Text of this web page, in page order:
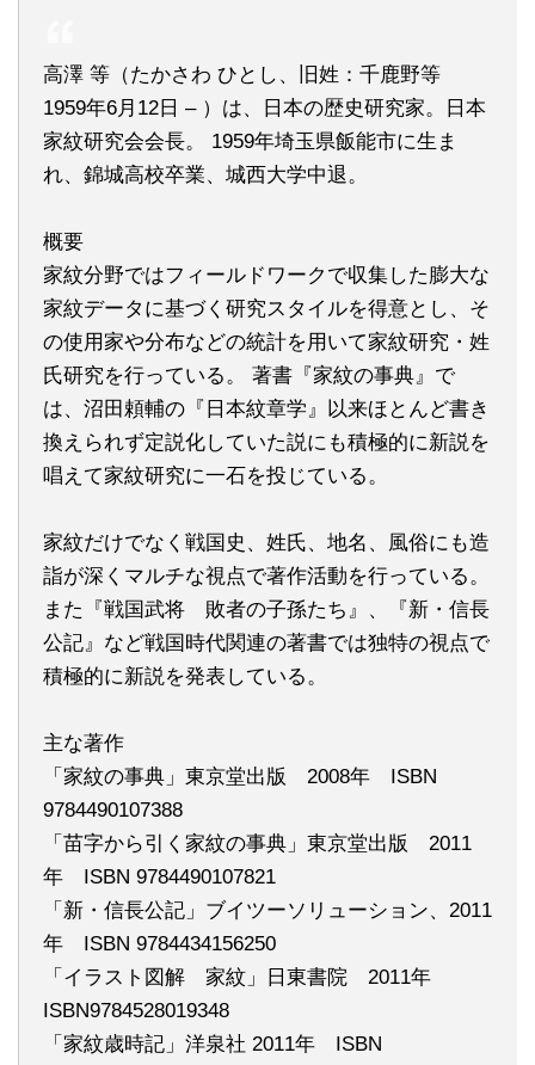
高澤 等（たかさわ ひとし、旧姓：千鹿野等
1959年6月12日 – ）は、日本の歴史研究家。日本
家紋研究会会長。 1959年埼玉県飯能市に生ま
れ、錦城高校卒業、城西大学中退。
概要
家紋分野ではフィールドワークで収集した膨大な
家紋データに基づく研究スタイルを得意とし、そ
の使用家や分布などの統計を用いて家紋研究・姓
氏研究を行っている。 著書『家紋の事典』で
は、沼田頼輔の『日本紋章学』以来ほとんど書き
換えられず定説化していた説にも積極的に新説を
唱えて家紋研究に一石を投じている。
家紋だけでなく戦国史、姓氏、地名、風俗にも造
詣が深くマルチな視点で著作活動を行っている。
また『戦国武将 敗者の子孫たち』、『新・信長
公記』など戦国時代関連の著書では独特の視点で
積極的に新説を発表している。
主な著作
「家紋の事典」東京堂出版 2008年 ISBN
9784490107388
「苗字から引く家紋の事典」東京堂出版 2011
年 ISBN 9784490107821
「新・信長公記」ブイツーソリューション、2011
年 ISBN 9784434156250
「イラスト図解 家紋」日東書院 2011年
ISBN9784528019348
「家紋歳時記」洋泉社 2011年 ISBN